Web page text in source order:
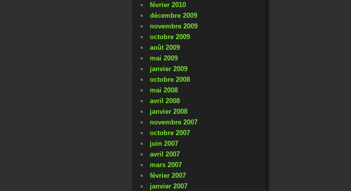
février 2010
décembre 2009
novembre 2009
octobre 2009
août 2009
mai 2009
janvier 2009
octobre 2008
mai 2008
avril 2008
janvier 2008
novembre 2007
octobre 2007
juin 2007
avril 2007
mars 2007
février 2007
janvier 2007